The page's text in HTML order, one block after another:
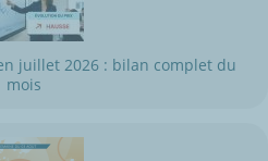
juillet 2026 : bilan complet du
mois